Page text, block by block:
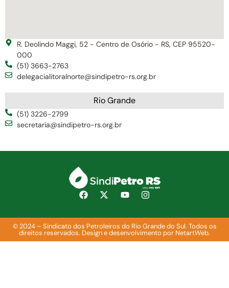
R. Deolindo Maggi, 52 - Centro de Osório - RS, CEP 95520-
000
(51) 3663-2763
delegacialitoralnorte@sindipetro-rs.org.br
Rio Grande
(51) 3226-2799
secretaria@sindipetro-rs.org.br
© 2024 – Sindicato dos Petroleiros do Rio Grande do Sul. Todos os
direitos reservados. Design e desenvolvimento por NetartWeb.